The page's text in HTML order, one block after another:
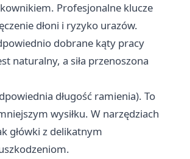
Profesjonalne klucze
dłoni i ryzyko urazów.
dobrane kąty pracy
naturalny, a siła przenoszona
długość ramienia). To
wysiłku. W narzędziach
główki z delikatnym